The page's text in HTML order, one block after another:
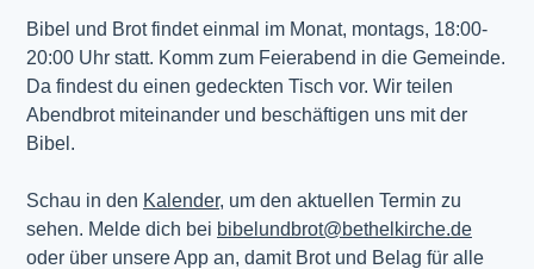
Bibel und Brot findet einmal im Monat, montags, 18:00-
20:00 Uhr statt. Komm zum Feierabend in die Gemeinde.
Da findest du einen gedeckten Tisch vor. Wir teilen
Abendbrot miteinander und beschäftigen uns mit der
Bibel.
Schau in den Kalender, um den aktuellen Termin zu
sehen. Melde dich bei bibelundbrot@bethelkirche.de
oder über unsere App an, damit Brot und Belag für alle